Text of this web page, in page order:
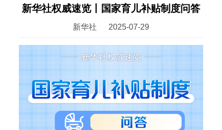
新华社权威速览丨国家育儿补贴制度问答
新华社 2025-07-29